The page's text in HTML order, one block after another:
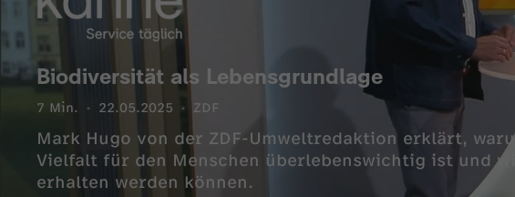
Biodiversität als Lebensgrundlage
7 Min. 22.05.2025 ZDF
Mark Hugo von der ZDF-Umweltredaktion erklärt,
Vielfalt für den Menschen überlebenswichtig ist und
erhalten werden können.